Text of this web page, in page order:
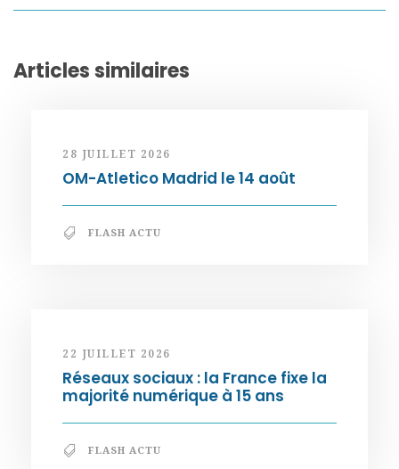
Articles similaires
28 JUILLET 2026
OM-Atletico Madrid le 14 août
FLASH ACTU
22 JUILLET 2026
Réseaux sociaux : la France fixe la
majorité numérique à 15 ans
FLASH ACTU